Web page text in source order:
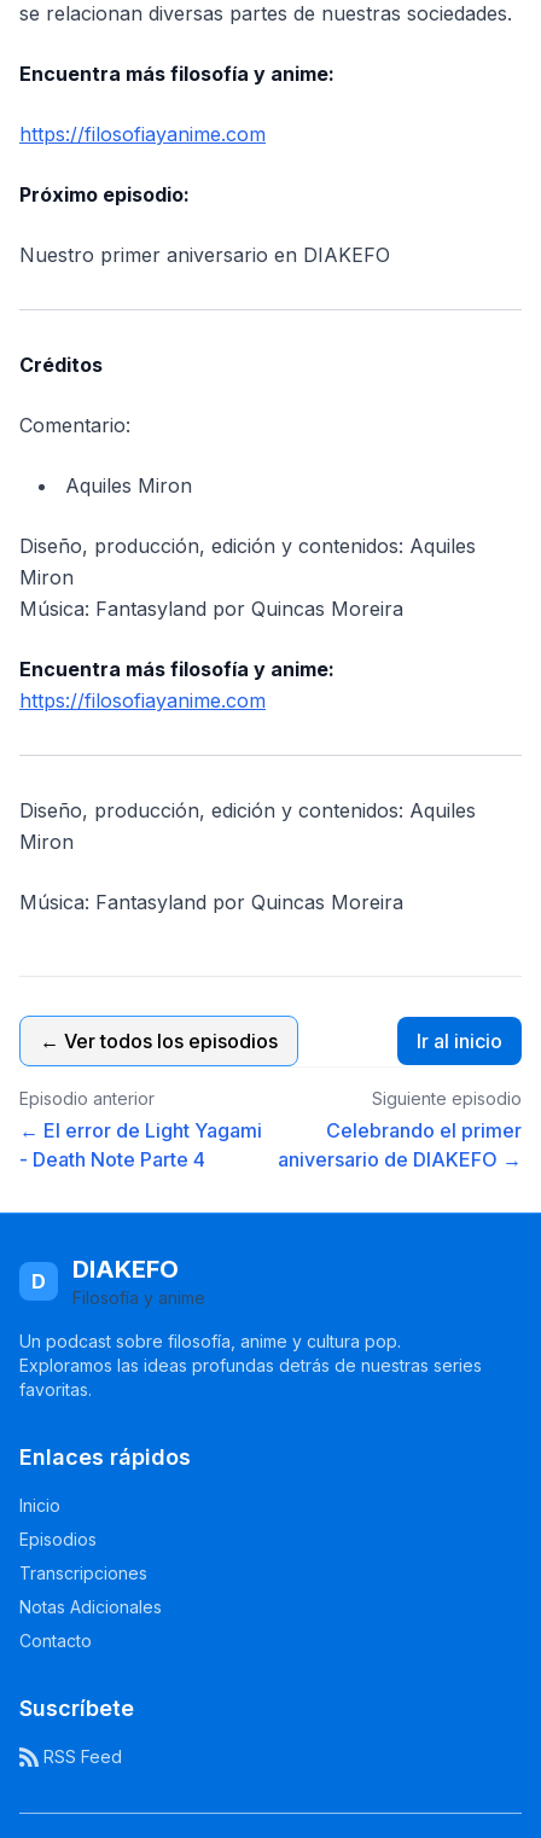
se relacionan diversas partes de nuestras sociedades.
Encuentra más filosofía y anime:
https://filosofiayanime.com
Próximo episodio:
Nuestro primer aniversario en DIAKEFO
Créditos
Comentario:
Aquiles Miron
Diseño, producción, edición y contenidos: Aquiles
Miron
Música: Fantasyland por Quincas Moreira
Encuentra más filosofía y anime:
https://filosofiayanime.com
Diseño, producción, edición y contenidos: Aquiles
Miron
Música: Fantasyland por Quincas Moreira
← Ver todos los episodios Ir al inicio
Episodio anterior
← El error de Light Yagami
- Death Note Parte 4
Siguiente episodio
Celebrando el primer
aniversario de DIAKEFO →
D DIAKEFO
Filosofía y anime
Un podcast sobre filosofía, anime y cultura pop.
Exploramos las ideas profundas detrás de nuestras series
favoritas.
Enlaces rápidos
Inicio
Episodios
Transcripciones
Notas Adicionales
Contacto
Suscríbete
RSS Feed